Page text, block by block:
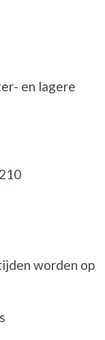
lagere
worden op